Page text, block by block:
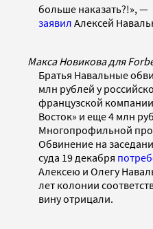
больше наказать?!», —
заявил Алексей
Макса Новикова для
Братья Навальные
млн рублей у
французской
Восток» и еще 4 млн
Многопрофильной
Обвинение на
суда 19 декабря
Алексею и Олегу
лет колонии
вину отрицали.